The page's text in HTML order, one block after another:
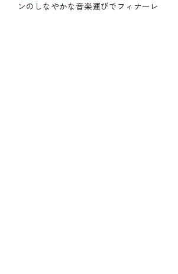
ンのしなやかな音楽運びでフィナーレ